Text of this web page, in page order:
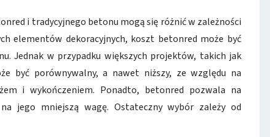
i tradycyjnego betonu mogą się różnić w zależności
elementów dekoracyjnych, koszt betonred może być
Jednak w przypadku większych projektów, takich jak
być porównywalny, a nawet niższy, ze względu na
i wykończeniem. Ponadto, betonred pozwala na
jego mniejszą wagę. Ostateczny wybór zależy od